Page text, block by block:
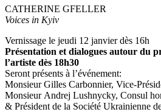
CATHERINE GFELLER
Voices in Kyiv
Vernissage le jeudi 12 janvier dès 16h
Présentation et dialogues autour du
l’artiste dès 18h30
Seront présents à l’événement:
Monsieur Gilles Carbonnier, Vice-
Monsieur Andrej Lushnycky, Consul
& Président de la Société Ukrainienne